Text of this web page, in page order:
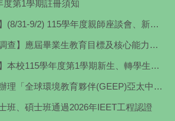
度第1學期註冊須知
【活動】(8/31-9/2) 115學年度親師座談會、新鮮人營隊暨新生入學輔導3天課程表
【問卷調查】應屆畢業生教育目標及核心能力問卷
【轉知】本校115學年度第1學期新生、轉學生、復學生及舊生第二次網路初選日程
環境部辦理「全球環境教育夥伴(GEEP)亞太中心2026年跨國實習計畫」實習生甄選活動相關資訊
班、碩士班通過2026年IEET工程認證